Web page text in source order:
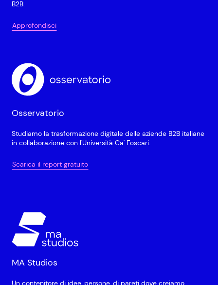
B2B.
Approfondisci
Osservatorio
Studiamo la trasformazione digitale delle aziende B2B italiane
in collaborazione con l'Università Ca' Foscari.
Scarica il report gratuito
MA Studios
Un contenitore di idee, persone, di pareti dove creiamo,